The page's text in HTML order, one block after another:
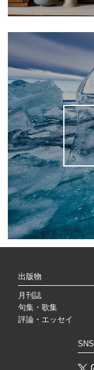
出版物
月刊誌
句集・歌集
評論・エッセイ
SNS